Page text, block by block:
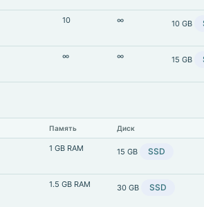
10 ∞ 10 GB
∞ ∞ 15 GB
Память Диск
1 GB RAM 15 GB SSD
1.5 GB RAM 30 GB SSD